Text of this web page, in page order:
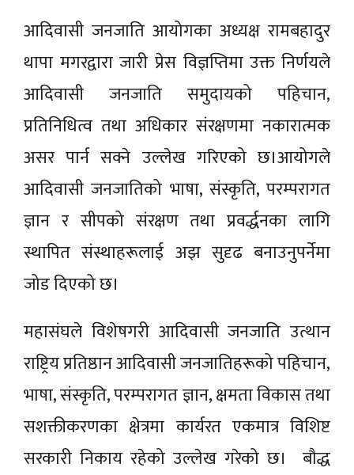
आदिवासी जनजाति आयोगका अध्यक्ष रामबहादुर
थापा मगरद्वारा जारी प्रेस विज्ञप्तिमा उक्त निर्णयले
आदिवासी जनजाति समुदायको पहिचान,
प्रतिनिधित्व तथा अधिकार संरक्षणमा नकारात्मक
असर पार्न सक्ने उल्लेख गरिएको छ।आयोगले
आदिवासी जनजातिको भाषा, संस्कृति, परम्परागत
ज्ञान र सीपको संरक्षण तथा प्रवर्द्धनका लागि
स्थापित संस्थाहरूलाई अझ सुदृढ बनाउनुपर्नेमा
जोड दिएको छ।
महासंघले विशेषगरी आदिवासी जनजाति उत्थान
राष्ट्रिय प्रतिष्ठान आदिवासी जनजातिहरूको पहिचान,
भाषा, संस्कृति, परम्परागत ज्ञान, क्षमता विकास तथा
सशक्तीकरणका क्षेत्रमा कार्यरत एकमात्र विशिष्ट
सरकारी निकाय रहेको उल्लेख गरेको छ। बौद्ध